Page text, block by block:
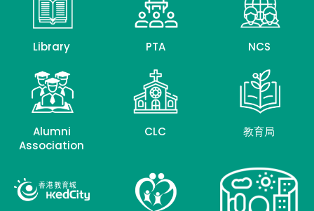
Library PTA NCS
Alumni
Association
CLC 教育局